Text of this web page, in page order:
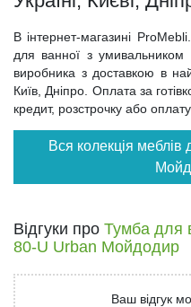
В інтернет-магазині
для ванної з
виробника з доставкою в
Київ, Дніпро. Оплата за
кредит, розстрочку або
Вся колекція меблів
Відгуки про Тумба для
80-U Urban Мойдодир
Ваш відгук